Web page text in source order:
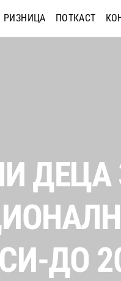
РИЗНИЦА ПОТКАСТ
ДО